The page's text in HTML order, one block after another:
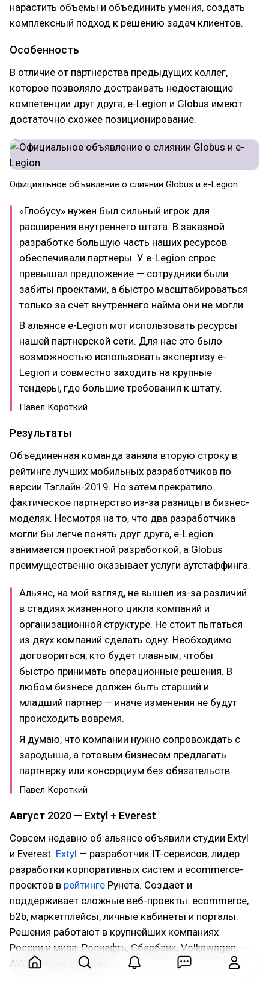
нарастить объемы и объединить умения, создать
комплексный подход к решению задач клиентов.
Особенность
В отличие от партнерства предыдущих коллег,
которое позволяло достраивать недостающие
компетенции друг друга, e-Legion и Globus имеют
достаточно схожее позиционирование.
Официальное объявление о слиянии Globus и e-Legion
«Глобусу» нужен был сильный игрок для
расширения внутреннего штата. В заказной
разработке большую часть наших ресурсов
обеспечивали партнеры. У e-Legion спрос
превышал предложение — сотрудники были
забиты проектами, а быстро масштабироваться
только за счет внутреннего найма они не могли.
В альянсе e-Legion мог использовать ресурсы
нашей партнерской сети. Для нас это было
возможностью использовать экспертизу e-
Legion и совместно заходить на крупные
тендеры, где большие требования к штату.
Павел Короткий
Результаты
Объединенная команда заняла вторую строку в
рейтинге лучших мобильных разработчиков по
версии Тэглайн-2019. Но затем прекратило
фактическое партнерство из-за разницы в бизнес-
моделях. Несмотря на то, что два разработчика
могли бы легче понять друг друга, e-Legion
занимается проектной разработкой, а Globus
преимущественно оказывает услуги аутстаффинга.
Альянс, на мой взгляд, не вышел из-за различий
в стадиях жизненного цикла компаний и
организационной структуре. Не стоит пытаться
из двух компаний сделать одну. Необходимо
договориться, кто будет главным, чтобы
быстро принимать операционные решения. В
любом бизнесе должен быть старший и
младший партнер — иначе изменения не будут
происходить вовремя.
Я думаю, что компании нужно сопровождать с
зародыша, а готовым бизнесам предлагать
партнерку или консорциум без обязательств.
Павел Короткий
Август 2020 — Extyl + Everest
Совсем недавно об альянсе объявили студии Extyl
и Everest. Extyl — разработчик IT-сервисов, лидер
разработки корпоративных систем и ecommerce-
проектов в рейтинге Рунета. Создает и
поддерживает сложные веб-проекты: eсommerce,
b2b, маркетплейсы, личные кабинеты и порталы.
Решения работают в крупнейших компаниях
России и мира: Роснефть, Сбербанк, Volkswagen,
AVON, Virgin и других.